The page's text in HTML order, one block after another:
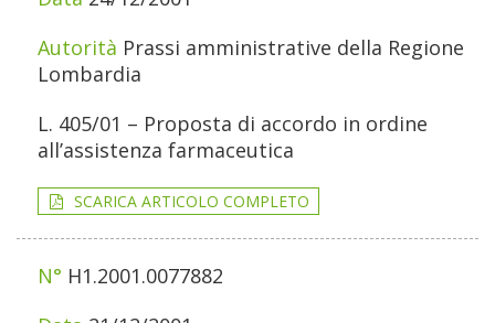
Prassi amministrative della Regione
Lombardia
L. 405/01 – Proposta di accordo in ordine
all’assistenza farmaceutica
SCARICA ARTICOLO COMPLETO
H1.2001.0077882